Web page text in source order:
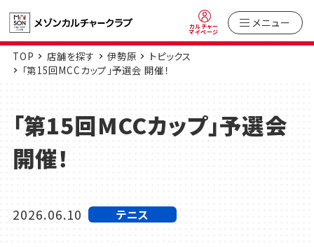
カルチャー
マイページ
メニュー
TOP 店舗を探す 伊勢原
トピックス
「第15回MCCカップ」予選会 開催！
「第15回MCCカップ」予選会
開催！
2026.06.10 テニス